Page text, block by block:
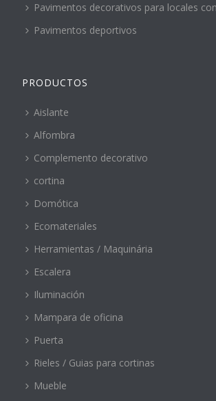
Pavimentos decorativos para locales
Pavimentos deportivos
PRODUCTOS
Aislante
Alfombra
Complemento decorativo
cortina
Domótica
Ecomateriales
Herramientas / Maquinária
Escalera
Iluminación
Mampara de oficina
Puerta
Rieles / Guias para cortinas
Mueble